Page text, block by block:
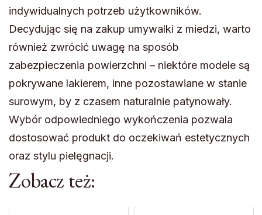
indywidualnych potrzeb użytkowników.
Decydując się na zakup umywalki z miedzi, warto
również zwrócić uwagę na sposób
zabezpieczenia powierzchni – niektóre modele są
pokrywane lakierem, inne pozostawiane w stanie
surowym, by z czasem naturalnie patynowały.
Wybór odpowiedniego wykończenia pozwala
dostosować produkt do oczekiwań estetycznych
oraz stylu pielęgnacji.
Zobacz też: